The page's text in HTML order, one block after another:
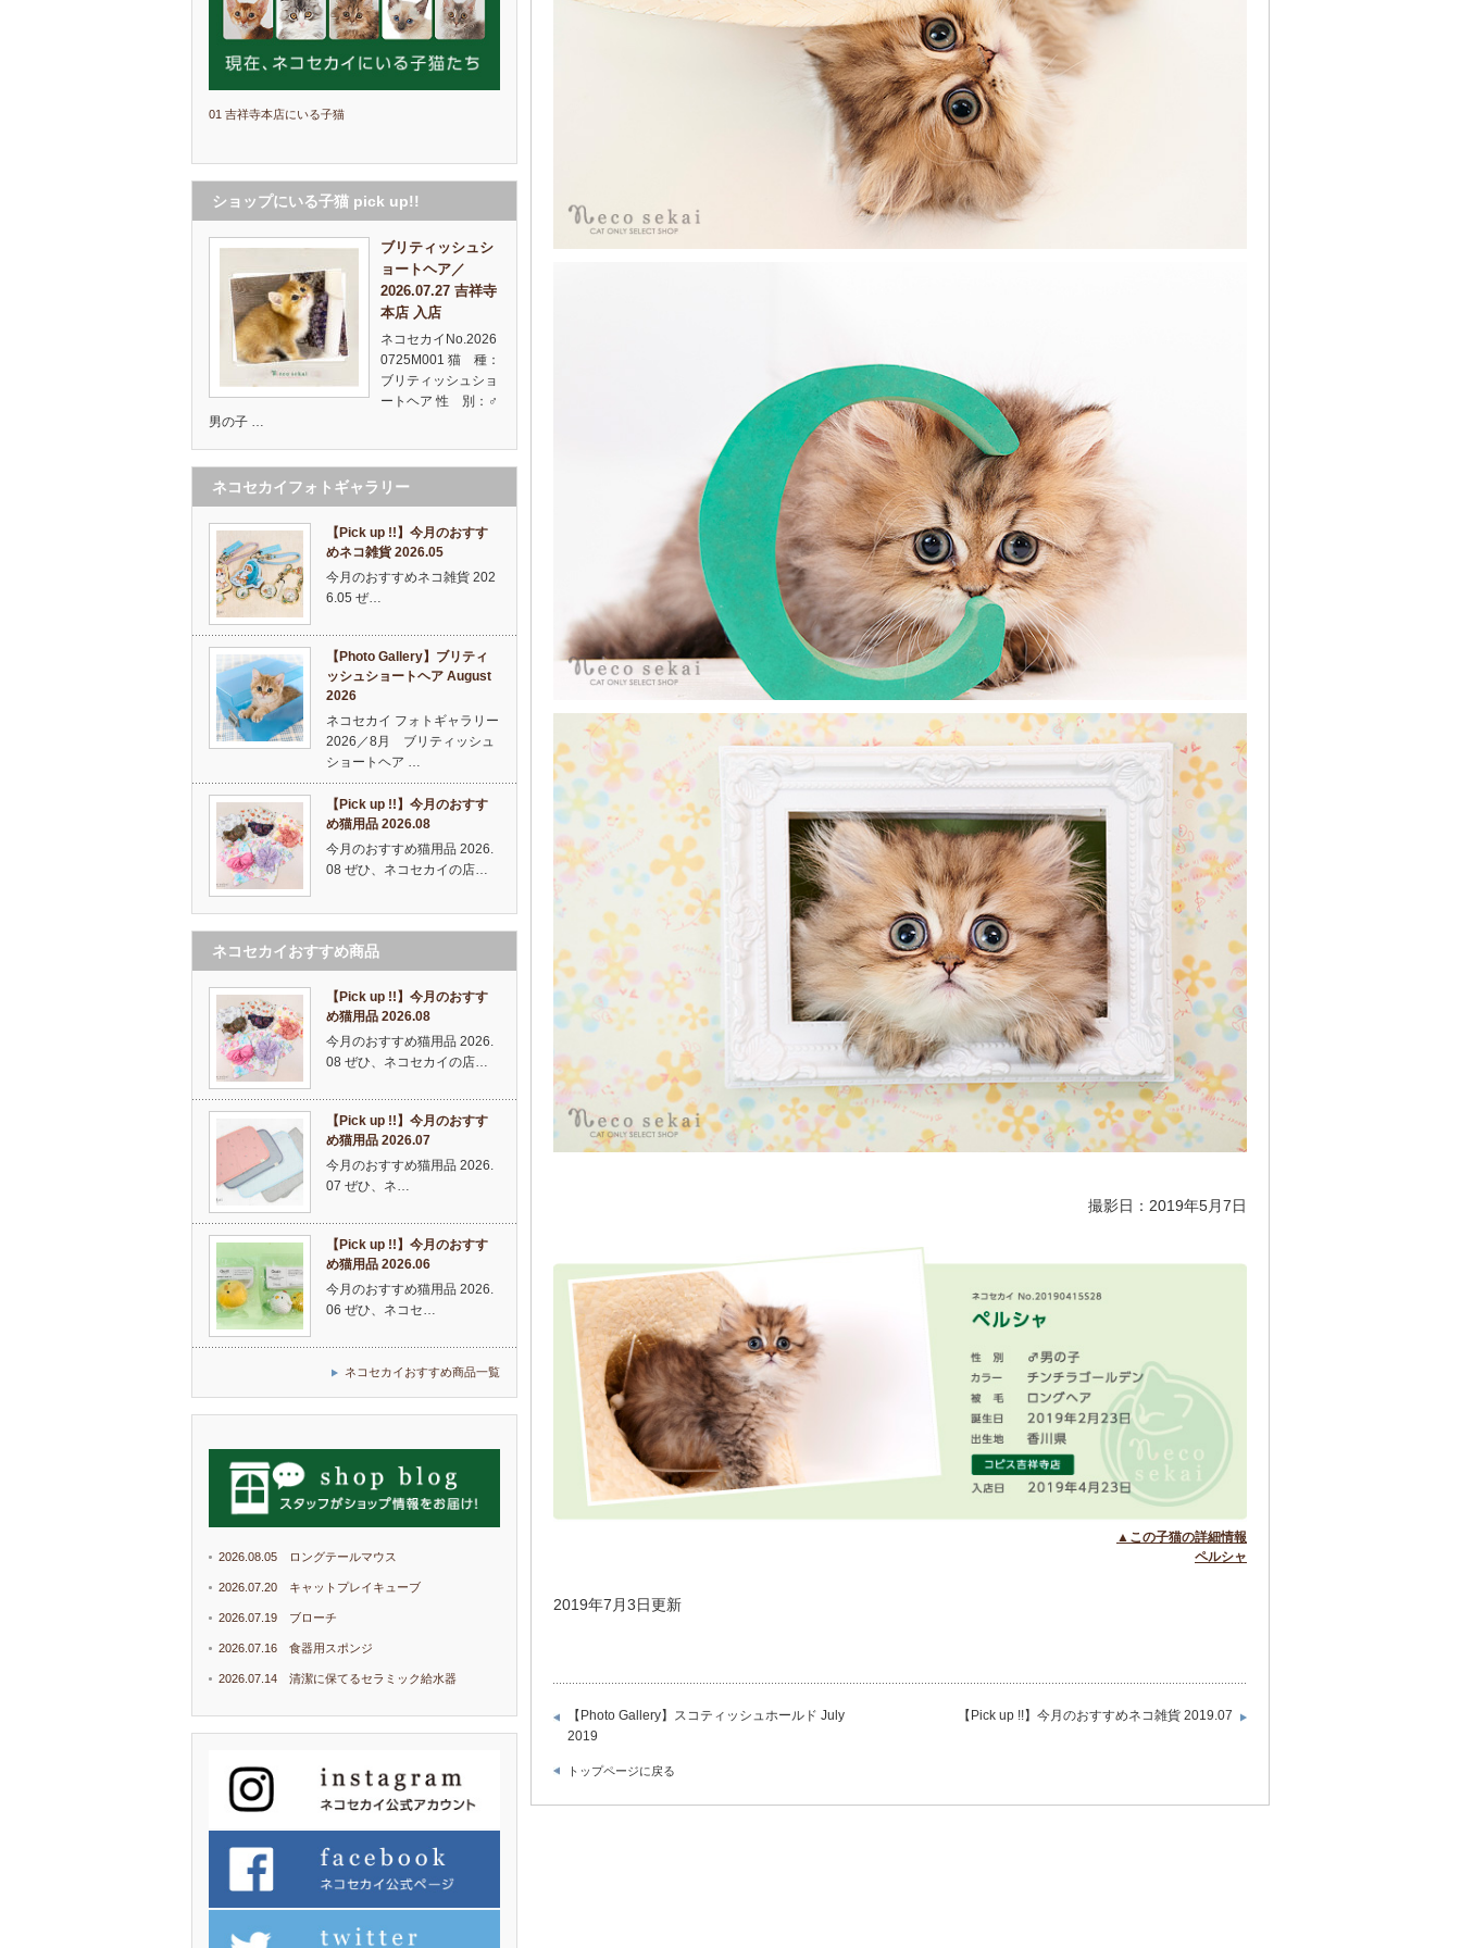
撮影日：2019年5月7日
▲この子猫の詳細情報
ペルシャ
2019年7月3日更新
【Photo Gallery】スコティッシュホールド July
2019
【Pick up !!】今月のおすすめネコ雑貨 2019.07
トップページに戻る
01 吉祥寺本店にいる子猫
ショップにいる子猫 pick up!!
ブリティッシュシ
ョートヘア／
2026.07.27 吉祥寺
本店 入店
ネコセカイNo.2026
0725M001 猫 種：
ブリティッシュショ
ートヘア 性 別：♂
男の子 …
ネコセカイフォトギャラリー
【Pick up !!】今月のおすす
めネコ雑貨 2026.05
今月のおすすめネコ雑貨 202
6.05 ぜ…
【Photo Gallery】ブリティ
ッシュショートヘア August
2026
ネコセカイ フォトギャラリー
2026／8月 ブリティッシュ
ショートヘア …
【Pick up !!】今月のおすす
め猫用品 2026.08
今月のおすすめ猫用品 2026.
08 ぜひ、ネコセカイの店…
ネコセカイおすすめ商品
【Pick up !!】今月のおすす
め猫用品 2026.08
今月のおすすめ猫用品 2026.
08 ぜひ、ネコセカイの店…
【Pick up !!】今月のおすす
め猫用品 2026.07
今月のおすすめ猫用品 2026.
07 ぜひ、ネ…
【Pick up !!】今月のおすす
め猫用品 2026.06
今月のおすすめ猫用品 2026.
06 ぜひ、ネコセ…
ネコセカイおすすめ商品一覧
2026.08.05 ロングテールマウス
2026.07.20 キャットプレイキューブ
2026.07.19 ブローチ
2026.07.16 食器用スポンジ
2026.07.14 清潔に保てるセラミック給水器